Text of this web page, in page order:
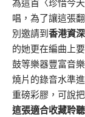
為這首〈珍惜今
唱，為了讓這張
別邀請到 香港資
的她更在編曲上
鼓等樂器豐富音
燒片的錄音水準
重磅彩膠，可說
這張適合收藏聆